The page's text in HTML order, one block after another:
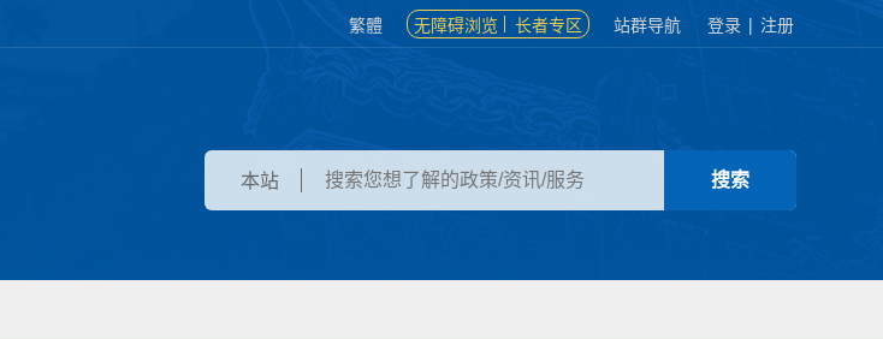
繁體 无障碍浏览 长者专区 站群导航 登录 | 注册
本站